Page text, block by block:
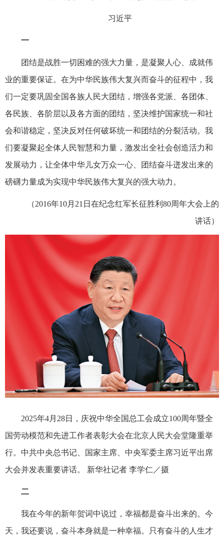
习近平
一
团结是战胜一切困难的强大力量，是凝聚人心、成就伟
业的重要保证。在为中华民族伟大复兴而奋斗的征程中，我
们一定要巩固全国各族人民大团结，增强各党派、各团体、
各民族、各阶层以及各方面的团结，坚决维护国家统一和社
会和谐稳定，坚决反对任何破坏统一和团结的分裂活动。我
们要凝聚起全体人民智慧和力量，激发出全社会创造活力和
发展动力，让全体中华儿女万众一心、团结奋斗迸发出来的
磅礴力量成为实现中华民族伟大复兴的强大动力。
（2016年10月21日在纪念红军长征胜利80周年大会上的
讲话）
2025年4月28日，庆祝中华全国总工会成立100周年暨全
国劳动模范和先进工作者表彰大会在北京人民大会堂隆重举
行。中共中央总书记、国家主席、中央军委主席习近平出席
大会并发表重要讲话。 新华社记者 李学仁／摄
二
我在今年的新年贺词中说过，幸福都是奋斗出来的。今
天，我还要说，奋斗本身就是一种幸福。只有奋斗的人生才